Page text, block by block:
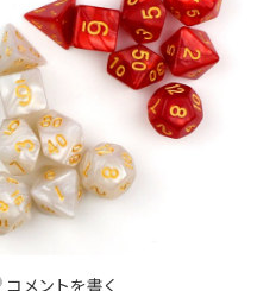
コメントを書く